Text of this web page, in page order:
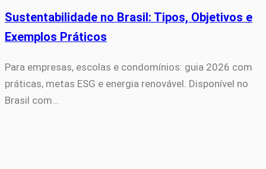
Sustentabilidade no Brasil: Tipos, Objetivos e
Exemplos Práticos
Para empresas, escolas e condomínios: guia 2026 com
práticas, metas ESG e energia renovável. Disponível no
Brasil com…